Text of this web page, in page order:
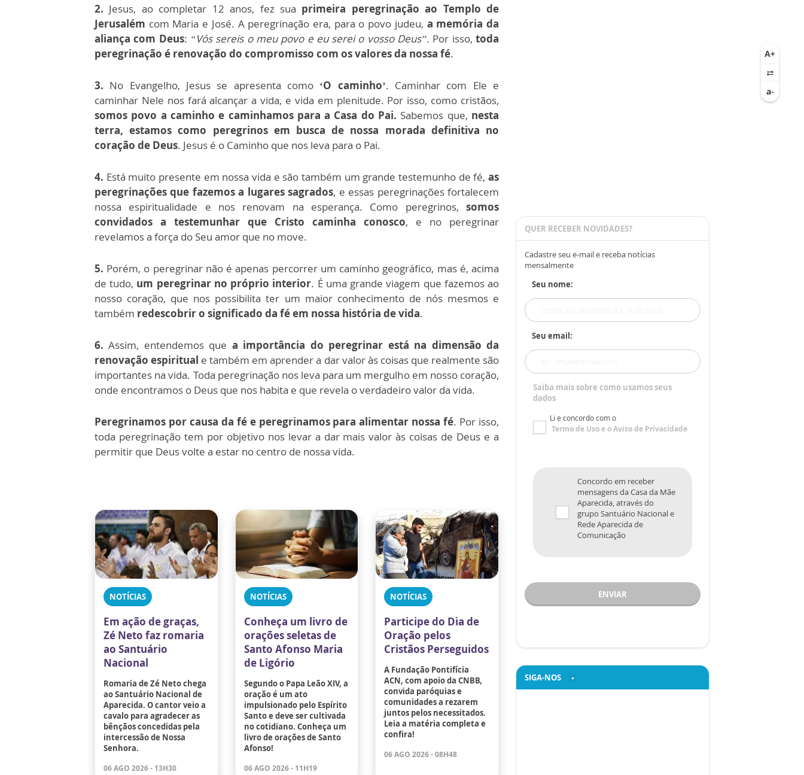
2. Jesus, ao completar 12 anos, fez sua primeira peregrinação ao Templo de
Jerusalém com Maria e José. A peregrinação era, para o povo judeu, a memória da
aliança com Deus: “Vós sereis o meu povo e eu serei o vosso Deus”. Por isso, toda
peregrinação é renovação do compromisso com os valores da nossa fé.
3. No Evangelho, Jesus se apresenta como ‘O caminho’. Caminhar com Ele e
caminhar Nele nos fará alcançar a vida, e vida em plenitude. Por isso, como cristãos,
somos povo a caminho e caminhamos para a Casa do Pai. Sabemos que, nesta
terra, estamos como peregrinos em busca de nossa morada definitiva no
coração de Deus. Jesus é o Caminho que nos leva para o Pai.
4. Está muito presente em nossa vida e são também um grande testemunho de fé,as
peregrinações que fazemos a lugares sagrados, e essas peregrinações fortalecem
nossa espiritualidade e nos renovam na esperança. Como peregrinos, somos
convidados a testemunhar que Cristo caminha conosco, e no peregrinar
revelamos a força do Seu amor que no move.
5. Porém, o peregrinar não é apenas percorrer um caminho geográfico, mas é, acima
de tudo, um peregrinar no próprio interior. É uma grande viagem que fazemos ao
nosso coração, que nos possibilita ter um maior conhecimento de nós mesmos e
também redescobrir o significado da fé em nossa história de vida.
6. Assim, entendemos que a importância do peregrinar está na dimensão da
renovação espiritual e também em aprender a dar valor às coisas que realmente são
importantes na vida. Toda peregrinação nos leva para um mergulho em nosso coração,
onde encontramos o Deus que nos habita e que revela o verdadeiro valor da vida.
Peregrinamos por causa da fé e peregrinamos para alimentar nossa fé. Por isso,
toda peregrinação tem por objetivo nos levar a dar mais valor às coisas de Deus e a
permitir que Deus volte a estar no centro de nossa vida.
NOTÍCIAS
Em ação de graças,
Zé Neto faz romaria
ao Santuário
Nacional
Romaria de Zé Neto chega
ao Santuário Nacional de
Aparecida. O cantor veio a
cavalo para agradecer as
bênçãos concedidas pela
intercessão de Nossa
Senhora.
06 AGO 2026 - 13H30
NOTÍCIAS
Conheça um livro de
orações seletas de
Santo Afonso Maria
de Ligório
Segundo o Papa Leão XIV, a
oração é um ato
impulsionado pelo Espírito
Santo e deve ser cultivada
no cotidiano. Conheça um
livro de orações de Santo
Afonso!
06 AGO 2026 - 11H19
NOTÍCIAS
Participe do Dia de
Oração pelos
Cristãos Perseguidos
A Fundação Pontifícia
ACN, com apoio da CNBB,
convida paróquias e
comunidades a rezarem
juntos pelos necessitados.
Leia a matéria completa e
confira!
06 AGO 2026 - 08H48
QUER RECEBER NOVIDADES?
Cadastre seu e-mail e receba notícias
mensalmente
Seu nome:
Seu email:
Saiba mais sobre como usamos seus
dados
Li e concordo com o
Termo de Usoe oAviso de Privacidade
Concordo em receber
mensagens da Casa da Mãe
Aparecida, através do
grupo Santuário Nacional e
Rede Aparecida de
Comunicação
ENVIAR
SIGA-NOS